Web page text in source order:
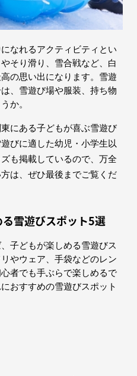
なれるアクティビティとい
そり滑り、雪合戦など、白
の思い出になります。雪遊
、雪遊び場や服装、持ち物
か。
にある子どもが喜ぶ雪遊び
びに適した幼児・小学生以
も掲載しているので、万全
は、ぜひ最後までご覧くだ
る雪遊びスポット5選
子どもが楽しめる雪遊びス
やウェア、手袋などのレン
者でも手ぶらで楽しめるで
おすすめの雪遊びスポット